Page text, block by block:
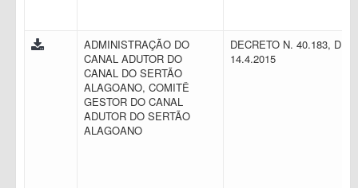
ADMINISTRAÇÃO DO
CANAL ADUTOR DO
CANAL DO SERTÃO
ALAGOANO, COMITÊ
GESTOR DO CANAL
ADUTOR DO SERTÃO
ALAGOANO
DECRETO N. 40.183, DE
14.4.2015